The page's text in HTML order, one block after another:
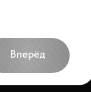
Вперёд